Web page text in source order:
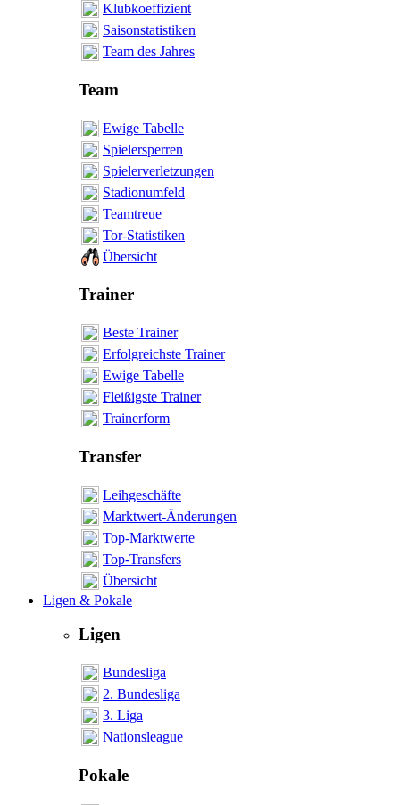
Klubkoeffizient
Saisonstatistiken
Team des Jahres
Team
Ewige Tabelle
Spielersperren
Spielerverletzungen
Stadionumfeld
Teamtreue
Tor-Statistiken
Übersicht
Trainer
Beste Trainer
Erfolgreichste Trainer
Ewige Tabelle
Fleißigste Trainer
Trainerform
Transfer
Leihgeschäfte
Marktwert-Änderungen
Top-Marktwerte
Top-Transfers
Übersicht
Ligen & Pokale
Ligen
Bundesliga
2. Bundesliga
3. Liga
Nationsleague
Pokale